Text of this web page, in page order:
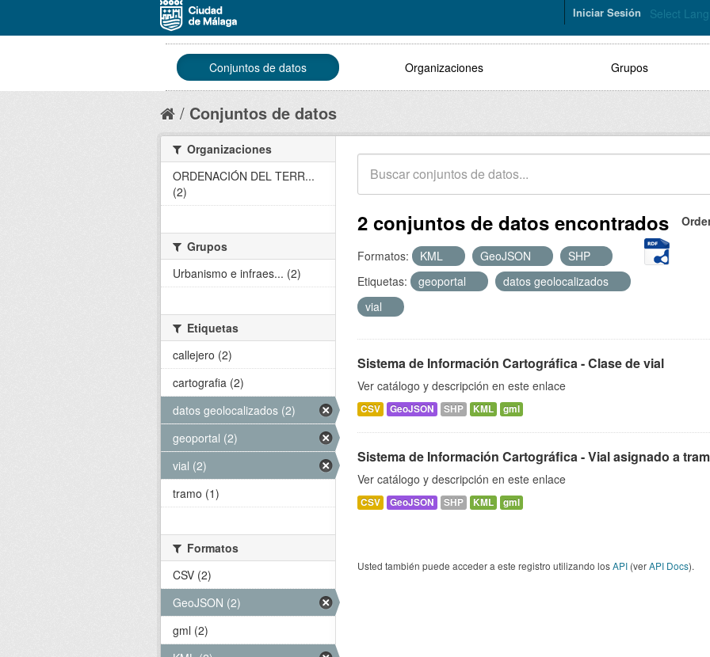
Select
Iniciar Sesión
Conjuntos de datos Organizaciones Grupos
Conjuntos de datos
2 conjuntos de datos encontrados
Formatos: KML GeoJSON
SHP
Etiquetas:
geoportal
datos geolocalizados
vial
Sistema de Información Cartográfica - Clase de vial
Ver catálogo y descripción en este enlace
CSV GeoJSON SHP KML gml
Sistema de Información Cartográfica - Vial asignado a
Ver catálogo y descripción en este enlace
CSV GeoJSON SHP KML gml
Usted también puede acceder a este registro utilizando losAPI (verAPI Docs).
Organizaciones
ORDENACIÓN DEL TERR...
(2)
Grupos
Urbanismo e infraes... (2)
Etiquetas
callejero (2)
cartografia (2)
datos geolocalizados (2)
geoportal (2)
vial (2)
tramo (1)
Formatos
CSV (2)
GeoJSON (2)
gml (2)